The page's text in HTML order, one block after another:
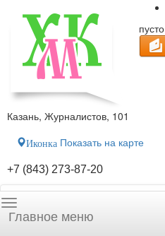
пусто
Казань, Журналистов, 101
Иконка Показать на карте
+7 (843) 273-87-20
Главное меню